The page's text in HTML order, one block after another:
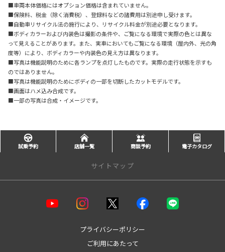
■車両本体価格にはオプション価格は含まれていません。
■保険料、税金（除く消費税）、登録料などの諸費用は別途申し受けます。
■自動車リサイクル法の施行により、リサイクル料金が別途必要となります。
■ボディカラーおよび内装色は撮影の条件や、ご覧になる環境で実際の色とは異な
って見えることがあります。また、実車においてもご覧になる環境（屋内外、光の角
度等）により、ボディカラーや内装色の見え方は異なります。
■写真は機能説明のために各ランプを点灯したものです。実際の走行状態を示すも
のではありません。
■写真は機能説明のためにボディの一部を切断したカットモデルです。
■画面はハメ込み合成です。
■一部の写真は合成・イメージです。
試乗予約 店舗一覧 商談予約 電子カタログ
サイトマップ
プライバシーポリシー
ご利用にあたって